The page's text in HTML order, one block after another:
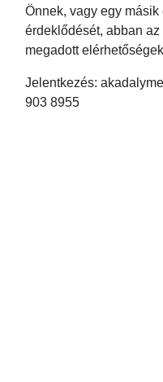
Önnek, vagy egy másik
érdeklődését, abban
megadott
Jelentkezés:
903 8955